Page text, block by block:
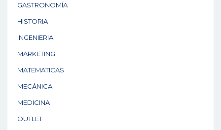
GASTRONOMÍA
HISTORIA
INGENIERIA
MARKETING
MATEMATICAS
MECÁNICA
MEDICINA
OUTLET